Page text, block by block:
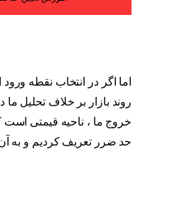
اما اگر در انتخاب نقطه
روند بازار بر خلاف تحلیل
خروج ما ، ناحیه قیمتی است
حد ضرر تعریف کردیم و به آن